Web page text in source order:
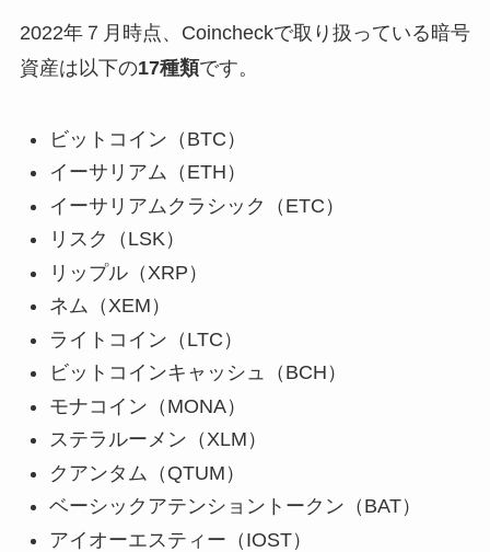
2022年７月時点、 Coincheckで取り扱っている暗号
資産は以下の17種類です。
ビットコイン（ BTC ）
イーサリアム（ ETH ）
イーサリアムクラシック（ ETC ）
リスク（ LSK）
リップル（ XRP ）
ネム（XEM ）
ライトコイン（ LTC ）
ビットコインキャッシュ（ BCH ）
モナコイン（ MONA）
ステラルーメン（XLM ）
クアンタム（ QTUM ）
ベーシックアテンショントークン（ BAT）
アイオーエスティー（ IOST）